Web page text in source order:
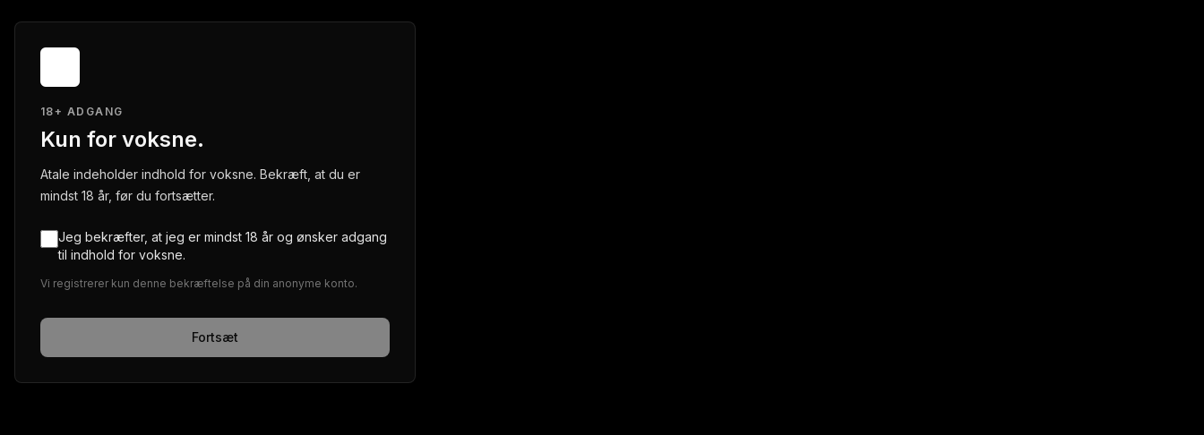
18+ ADGANG
Kun for voksne.
Atale indeholder indhold for voksne. Bekræft, at du er
mindst 18 år, før du fortsætter.
Jeg bekræfter, at jeg er mindst 18 år og ønsker adgang
til indhold for voksne.
Vi registrerer kun denne bekræftelse på din anonyme konto.
Fortsæt